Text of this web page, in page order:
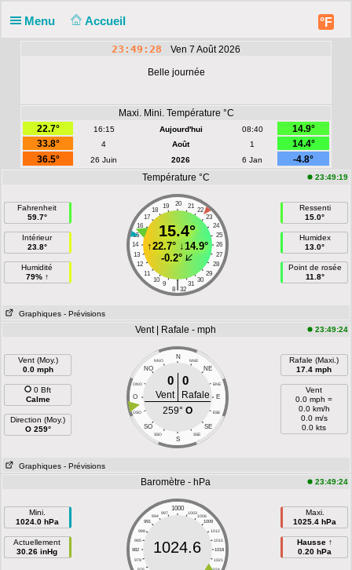
Menu Accueil °F
23:49:28 Ven 7 Août 2026
Belle journée
Maxi. Mini. Température °C
22.7°
16:15 Aujourd'hui 08:40
14.9°
33.8°
4 Août 1
14.4°
36.5°
26 Juin 2026 6 Jan
-4.8°
Température °C
23:49:19
Fahrenheit
59.7°
Intérieur
23.8°
Humidité
79% ↑
20
19 21
18
22
17
23
16
24
15
25
14
26
13
27
12
28
11
29
10
30
9 31
|
8 32
15.4°
↑22.7°↓14.9°
-0.2°
Ressenti
15.0°
Humidex
13.0°
Point de rosée
11.8°
Graphiques - Prévisions
Vent | Rafale - mph 23:49:24
Vent (Moy.)
0.0 mph
0 Bft
Calme
Direction (Moy.)
O 259°
N
NNO NNE
NO NE
ONO ENE
O E
OSO ESE
SO SE
SSO SSE
S
0 0
Vent
Rafale
259° O
Rafale (Maxi.)
17.4 mph
Vent
0.0 mph =
0.0 km/h
0.0 m/s
0.0 kts
Graphiques - Prévisions
Baromètre - hPa 23:49:24
Mini.
1024.0 hPa
Actuellement
30.26 inHg
1000
997 1003
994
1006
991
1009
988
1012
985
1015
982
1018
979
1021
1024.6
Maxi.
1025.4 hPa
Hausse ↑
0.20 hPa